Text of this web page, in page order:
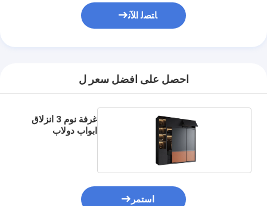
ﺎﺘﺼﻟ ﺍﻶﻧ
احصل على افضل سعر ل
غرفة نوم 3 انزلاق
ابواب دولاب
استمر